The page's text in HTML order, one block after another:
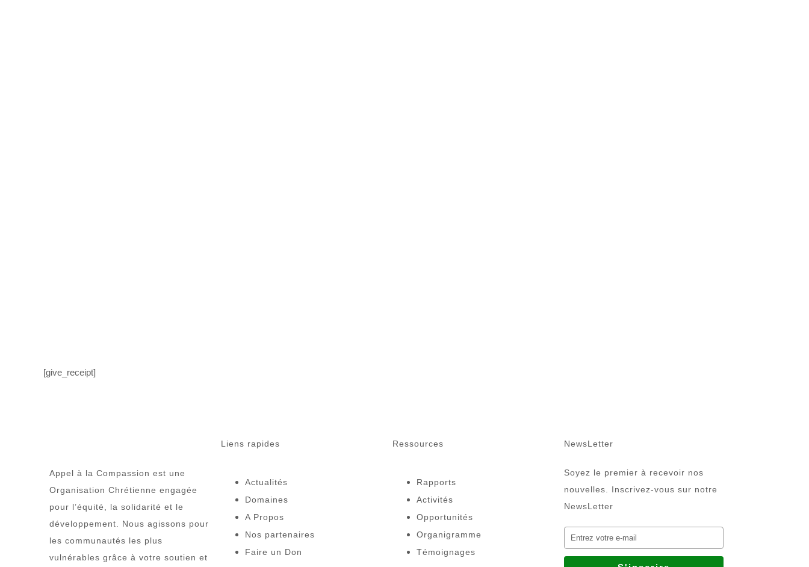
[give_receipt]
Appel à la Compassion est une
Organisation Chrétienne engagée
pour l’équité, la solidarité et le
développement. Nous agissons pour
les communautés les plus
vulnérables grâce à votre soutien et
Liens rapides
Actualités
Domaines
A Propos
Nos partenaires
Faire un Don
Ressources
Rapports
Activités
Opportunités
Organigramme
Témoignages
NewsLetter
Soyez le premier à recevoir nos
nouvelles. Inscrivez-vous sur notre
NewsLetter